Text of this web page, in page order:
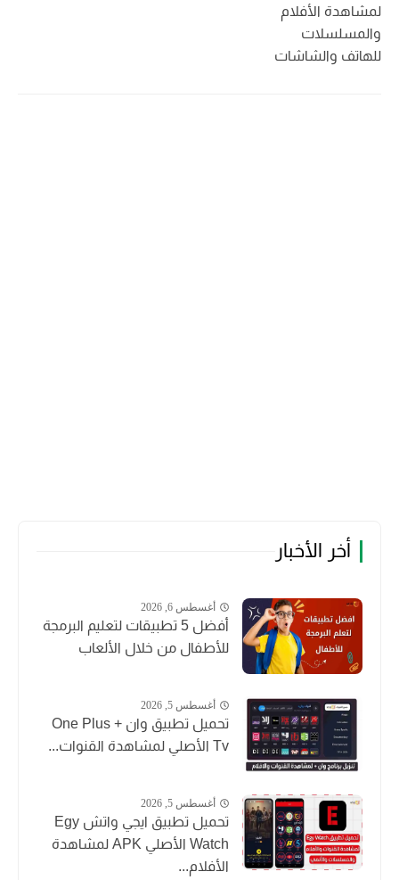
لمشاهدة الأفلام
والمسلسلات
للهاتف والشاشات
أخر الأخبار
أغسطس 6, 2026
أفضل 5 تطبيقات لتعليم البرمجة
للأطفال من خلال الألعاب
أغسطس 5, 2026
تحميل تطبيق وان + One Plus
Tv الأصلي لمشاهدة القنوات...
أغسطس 5, 2026
تحميل تطبيق ايجي واتش Egy
Watch الأصلي APK لمشاهدة
الأفلام...